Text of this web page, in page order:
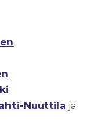
Nuuttila ja